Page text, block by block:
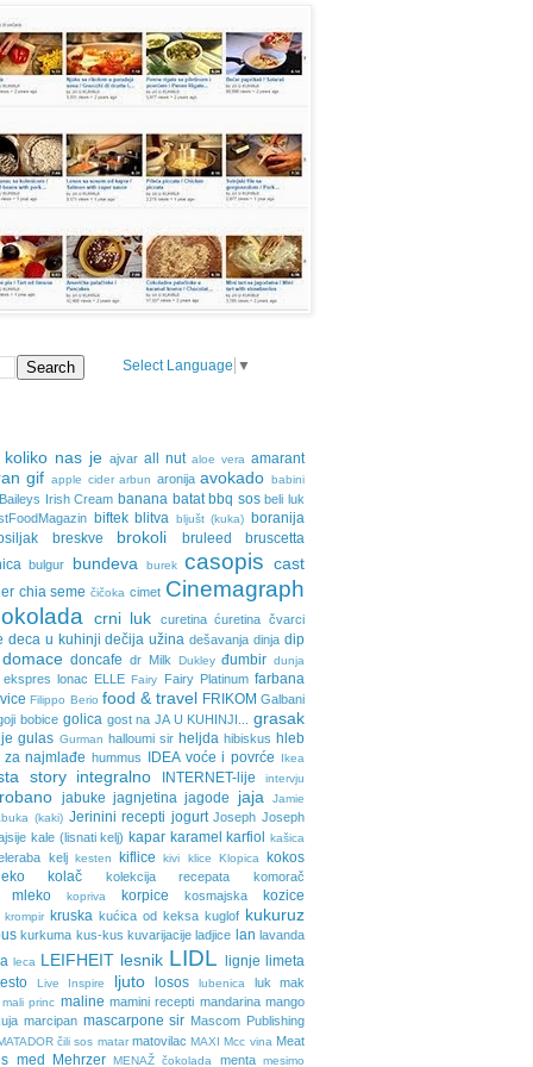
Select Language ▼
koliko nas je ajvar all nut aloe vera amarant
gif apple cider arbun aronija avokado babini
Baileys Irish Cream banana batat bbq sos beli luk
biftek blitva bljušt (kuka)
boranija
breskve brokoli bruleed
bruscetta
bulgur bundeva burek casopis cast
chia seme čičoka cimet Cinemagraph
crni luk curetina ćuretina čvarci
deca u kuhinji dečija užina dešavanja dinja dip
domace doncafe dr Milk Dukley đumbir dunja
ekspres lonac ELLE Fairy Fairy Platinum farbana
Filippo Berio food & travel FRIKOM Galbani
bobice golica gost na JA U KUHINJI... grasak
gulas Gurman halloumi sir heljda hibiskus hleb
za najmlađe hummus IDEA voće i povrće Ikea
story integralno INTERNET-lije intervju
jabuke jagnjetina jagode jaja
Jamie
(kaki) Jerinini recepti jogurt Joseph Joseph
kale (lisnati kelj) kapar karamel karfiol kašica
kelj kesten kiflice kivi klice Klopica
kokos
kolač kolekcija recepata komorač
mleko kopriva korpice kosmajska kozice
krompir kruska kućica od keksa kuglof kukuruz
kurkuma kus-kus kuvarijacije ladjice lan lavanda
leca LEIFHEIT lesnik LIDL lignje limeta
Live Inspire ljuto losos lubenica luk mak
mali princ maline mamini recepti mandarina mango
marcipan mascarpone sir Mascom Publishing
čili sos matar matovilac MAXI Mcc vina Meat
med Mehrzer MENAŽ čokolada menta mesimo